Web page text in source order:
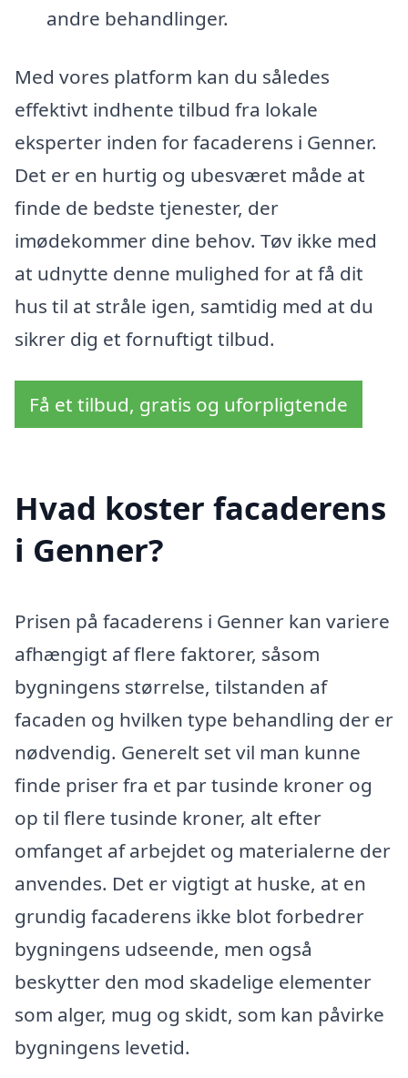
andre behandlinger.
Med vores platform kan du således
effektivt indhente tilbud fra lokale
eksperter inden for facaderens i Genner.
Det er en hurtig og ubesværet måde at
finde de bedste tjenester, der
imødekommer dine behov. Tøv ikke med
at udnytte denne mulighed for at få dit
hus til at stråle igen, samtidig med at du
sikrer dig et fornuftigt tilbud.
Få et tilbud, gratis og uforpligtende
Hvad koster facaderens
i Genner?
Prisen på facaderens i Genner kan variere
afhængigt af flere faktorer, såsom
bygningens størrelse, tilstanden af
facaden og hvilken type behandling der er
nødvendig. Generelt set vil man kunne
finde priser fra et par tusinde kroner og
op til flere tusinde kroner, alt efter
omfanget af arbejdet og materialerne der
anvendes. Det er vigtigt at huske, at en
grundig facaderens ikke blot forbedrer
bygningens udseende, men også
beskytter den mod skadelige elementer
som alger, mug og skidt, som kan påvirke
bygningens levetid.